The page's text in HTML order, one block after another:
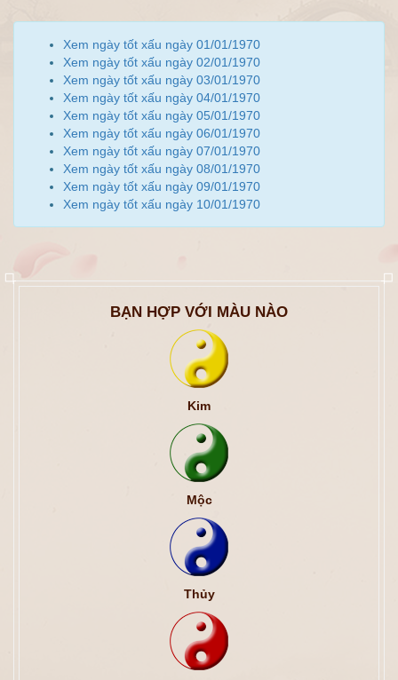
Xem ngày tốt xấu ngày 01/01/1970
Xem ngày tốt xấu ngày 02/01/1970
Xem ngày tốt xấu ngày 03/01/1970
Xem ngày tốt xấu ngày 04/01/1970
Xem ngày tốt xấu ngày 05/01/1970
Xem ngày tốt xấu ngày 06/01/1970
Xem ngày tốt xấu ngày 07/01/1970
Xem ngày tốt xấu ngày 08/01/1970
Xem ngày tốt xấu ngày 09/01/1970
Xem ngày tốt xấu ngày 10/01/1970
BẠN HỢP VỚI MÀU NÀO
Kim
Mộc
Thủy